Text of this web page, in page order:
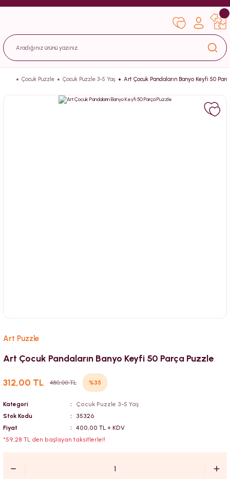
Çocuk Puzzle Çocuk Puzzle 3-5 Yaş Art Çocuk Pandaların Banyo Keyfi 50
Art Puzzle
Art Çocuk Pandaların Banyo Keyfi 50 Parça Puzzle
312,00 TL 480,00 TL %35
Kategori
Çocuk Puzzle 3-5 Yaş
Stok Kodu
35326
Fiyat
400,00 TL + KDV
*59,28 TL den başlayan taksitlerle!!